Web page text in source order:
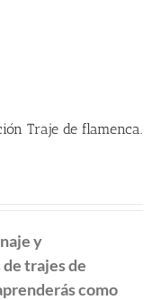
Traje de flamenca.
€.
y
detrajes de
como